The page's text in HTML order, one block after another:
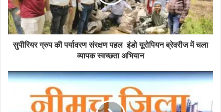
सुपीरियर ग्रुप की पर्यावरण संरक्षण पहल इंडो यूरोपियन ब्रेवरीज में चला
व्यापक स्वच्छता अभियान